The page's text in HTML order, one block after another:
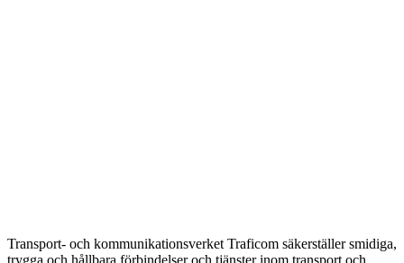
Transport- och kommunikationsverket Traficom säkerställer smidiga,
trygga och hållbara förbindelser och tjänster inom transport och